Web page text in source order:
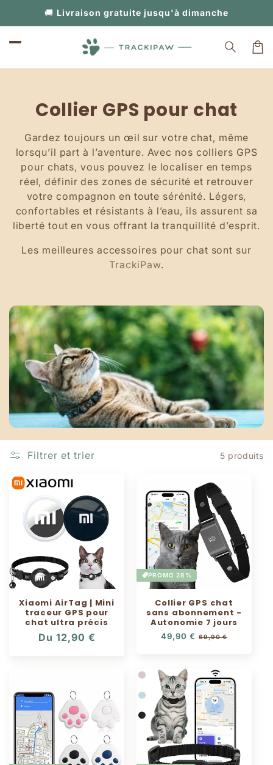
passer
au
🚚 Livraison gratuite jusqu'à dimanche
Panier
C
o
l
l
e
c
n
:
Collier GPS pour chat
Gardez toujours un œil sur votre chat, même
lorsqu’il part à l’aventure. Avec nos colliers GPS
pour chats, vous pouvez le localiser en temps
réel, définir des zones de sécurité et retrouver
votre compagnon en toute sérénité. Légers,
confortables et résistants à l’eau, ils assurent sa
liberté tout en vous offrant la tranquillité d’esprit.
Les meilleures accessoires pour chat sont sur
TrackiPaw.
Filtrer et trier 5 produits
Xiaomi AirTag | Mini
traceur GPS pour
chat ultra précis
Prix
Du 12,90 €
PROMO 28%
Collier GPS chat
sans abonnement -
Autonomie 7 jours
Prix
49,90 € Prix
69,90 €